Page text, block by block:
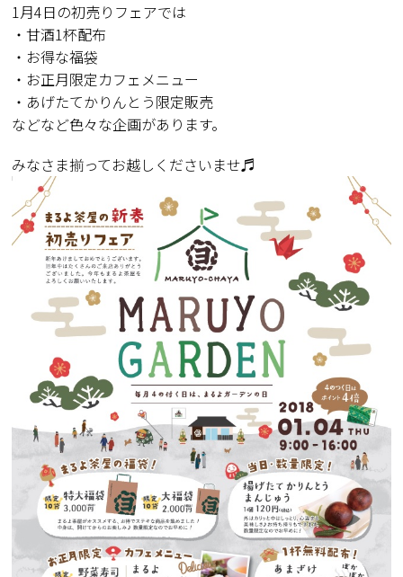
1月4日の初売りフェアでは
・甘酒1杯配布
・お得な福袋
・お正月限定カフェメニュー
・あげたてかりんとう限定販売
などなど色々な企画があります。
みなさま揃ってお越しくださいませ♬